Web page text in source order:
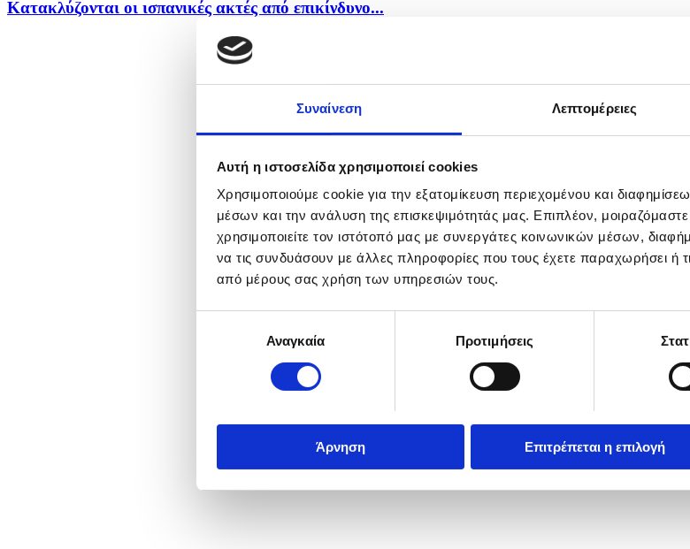
Συναίνεση Λεπτομέρειες
Αυτή η ιστοσελίδα χρησιμοποιεί cookies
Χρησιμοποιούμε cookie για την εξατομίκευση περιεχομένου και
μέσων και την ανάλυση της επισκεψιμότητάς μας. Επιπλέον,
χρησιμοποιείτε τον ιστότοπό μας με συνεργάτες κοινωνικών μέσων,
να τις συνδυάσουν με άλλες πληροφορίες που τους έχετε παραχωρήσει ή
από μέρους σας χρήση των υπηρεσιών τους.
συγκατάθεσηςΑναγκαία Προτιμήσεις
Άρνηση Επιτρέπεται η επιλογή
Kατακλύζονται οι ισπανικές ακτές από επικίνδυνο...